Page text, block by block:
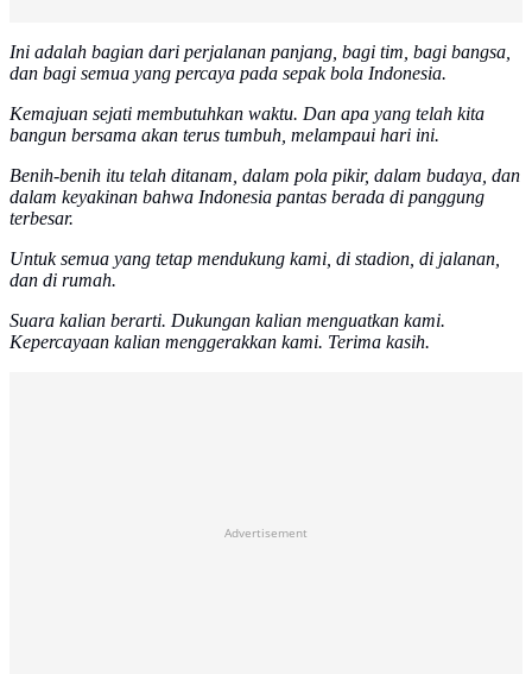
Ini adalah bagian dari perjalanan panjang, bagi tim, bagi bangsa,
dan bagi semua yang percaya pada sepak bola Indonesia.
Kemajuan sejati membutuhkan waktu. Dan apa yang telah kita
bangun bersama akan terus tumbuh, melampaui hari ini.
Benih-benih itu telah ditanam, dalam pola pikir, dalam budaya, dan
dalam keyakinan bahwa Indonesia pantas berada di panggung
terbesar.
Untuk semua yang tetap mendukung kami, di stadion, di jalanan,
dan di rumah.
Suara kalian berarti. Dukungan kalian menguatkan kami.
Kepercayaan kalian menggerakkan kami. Terima kasih.
Advertisement